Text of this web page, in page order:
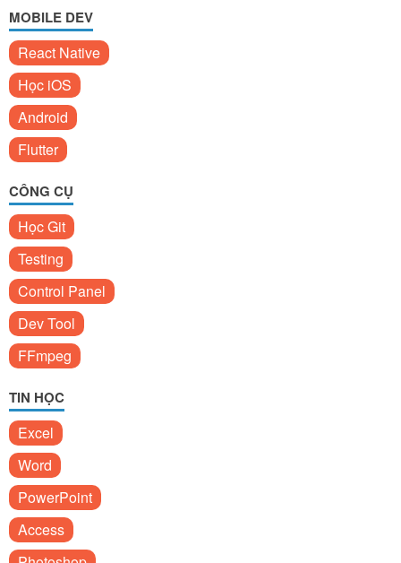
MOBILE DEV
React Native
Học iOS
Android
Flutter
CÔNG CỤ
Học Git
Testing
Control Panel
Dev Tool
FFmpeg
TIN HỌC
Excel
Word
PowerPoint
Access